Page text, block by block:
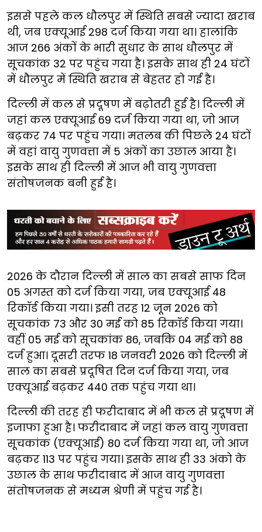
इससे पहले कल धौलपुर में स्थिति सबसे ज्यादा खराब
थी, जब एक्यूआई 298 दर्ज किया गया था। हालांकि
आज 266 अंकों के भारी सुधार के साथ धौलपुर में
सूचकांक 32 पर पहुंच गया है। इसके साथ ही 24 घंटों
में धौलपुर में स्थिति खराब से बेहतर हो गई है।
दिल्ली में कल से प्रदूषण में बढ़ोतरी हुई है। दिल्ली में
जहां कल एक्यूआई 69 दर्ज किया गया था, जो आज
बढ़कर 74 पर पहुंच गया। मतलब की पिछले 24 घंटों
में वहां वायु गुणवत्ता में 5 अंकों का उछाल आया है।
इसके साथ ही दिल्ली में आज भी वायु गुणवत्ता
संतोषजनक बनी हुई है।
2026 के दौरान दिल्ली में साल का सबसे साफ दिन
05 अगस्त को दर्ज किया गया, जब एक्यूआई 48
रिकॉर्ड किया गया। इसी तरह 12 जून 2026 को
सूचकांक 73 और 30 मई को 85 रिकॉर्ड किया गया।
वहीं 05 मई को सूचकांक 86, जबकि 04 मई को 88
दर्ज हुआ। दूसरी तरफ 18 जनवरी 2026 को दिल्ली में
साल का सबसे प्रदूषित दिन दर्ज किया गया, जब
एक्यूआई बढ़कर 440 तक पहुंच गया था।
दिल्ली की तरह ही फरीदाबाद में भी कल से प्रदूषण में
इजाफा हुआ है। फरीदाबाद में जहां कल वायु गुणवत्ता
सूचकांक (एक्यूआई) 80 दर्ज किया गया था, जो आज
बढ़कर 113 पर पहुंच गया। इसके साथ ही 33 अंको के
उछाल के साथ फरीदाबाद में आज वायु गुणवत्ता
संतोषजनक से मध्यम श्रेणी में पहुंच गई है।